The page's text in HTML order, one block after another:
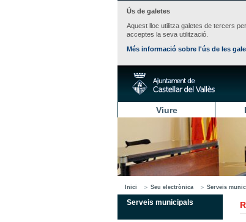
Ús de galetes
Aquest lloc utilitza galetes de tercers
acceptes la seva utilització.
Més informació sobre l'ús de les
Viure
Inici Seu electrònica Serveis
Serveis municipals